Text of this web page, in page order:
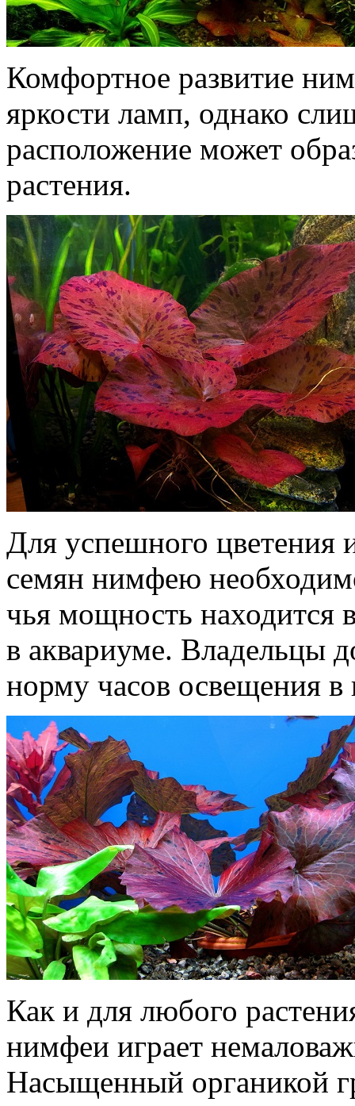
Комфортное развитие
яркости ламп, однако
расположение может
растения.
Для успешного
семян нимфею
чья мощность находится
в аквариуме. Владельцы
норму часов освещения в
Как и для любого
нимфеи играет
Насыщенный органикой